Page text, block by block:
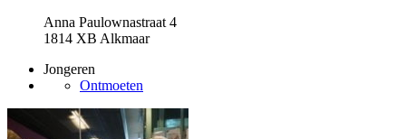
Anna Paulownastraat 4
1814 XB Alkmaar
Jongeren
Ontmoeten